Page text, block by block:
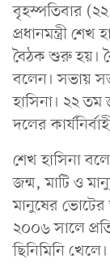
বৃহস্পতিবার
প্রধানমন্ত্রী
বৈঠক শুরু হয়।
বলেন। সভায়
হাসিনা। ২২
দলের
শেখ হাসিনা
জন্ম, মাটি ও
মানুষের ভোটের
২০০৬ সালে
ছিনিমিনি খেলে।